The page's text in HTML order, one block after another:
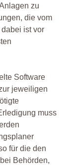
zu
die vom
ist vor
Software
jeweiligen
muss
für die den
Behörden,